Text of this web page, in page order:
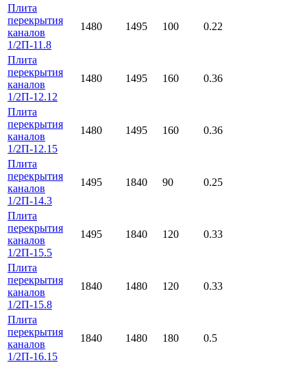
Плита
перекрытия
каналов
1/2П-11.8
1480 1495 100 0.22
Плита
перекрытия
каналов
1/2П-12.12
1480 1495 160 0.36
Плита
перекрытия
каналов
1/2П-12.15
1480 1495 160 0.36
Плита
перекрытия
каналов
1/2П-14.3
1495 1840 90 0.25
Плита
перекрытия
каналов
1/2П-15.5
1495 1840 120 0.33
Плита
перекрытия
каналов
1/2П-15.8
1840 1480 120 0.33
Плита
перекрытия
каналов
1/2П-16.15
1840 1480 180 0.5